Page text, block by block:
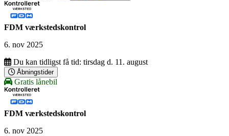
FDM værkstedskontrol
6. nov 2025
Du kan tidligst få tid: tirsdag d. 11. august
Åbningstider
Gratis lånebil
FDM værkstedskontrol
6. nov 2025